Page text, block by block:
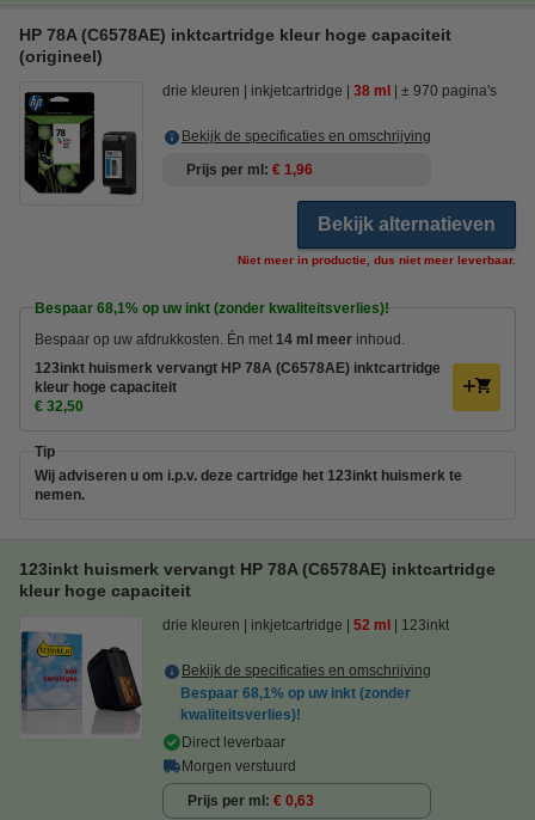
HP 78A (C6578AE) inktcartridge kleur hoge capaciteit
(origineel)
drie kleuren inkjetcartridge 38 ml ± 970 pagina's
Bekijk de specificaties en omschrijving
Prijs per ml € 1,96
Bekijk alternatieven
Niet meer in productie, dus niet meer leverbaar.
Bespaar 68,1% op uw inkt (zonder kwaliteitsverlies)!
Bespaar op uw afdrukkosten. Én met 14 ml meer inhoud.
123inkt huismerk vervangt HP 78A (C6578AE) inktcartridge
kleur hoge capaciteit
€ 32,50
Tip
Wij adviseren u om i.p.v. deze cartridge het 123inkt huismerk te
nemen.
123inkt huismerk vervangt HP 78A (C6578AE) inktcartridge
kleur hoge capaciteit
drie kleuren inkjetcartridge 52 ml 123inkt
Bekijk de specificaties en omschrijving
Bespaar 68,1% op uw inkt (zonder
kwaliteitsverlies)!
Direct leverbaar
Morgen verstuurd
Prijs per ml € 0,63